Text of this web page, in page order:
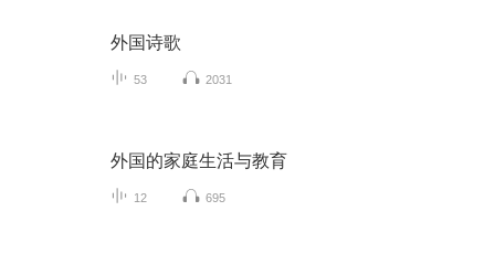
外国诗歌
53 2031
外国的家庭生活与教育
12 695